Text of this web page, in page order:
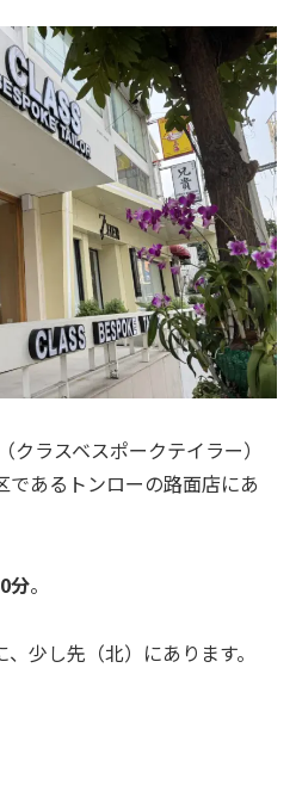
クラスベスポークテイラー）
あるトンローの路面店にあ
分。
少し先（北）にあります。